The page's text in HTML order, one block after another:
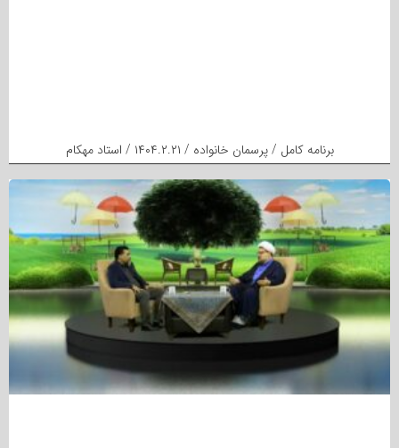
برنامه کامل / پرسمان خانواده / ۱۴۰۴.۲.۲۱ / استاد مهکام